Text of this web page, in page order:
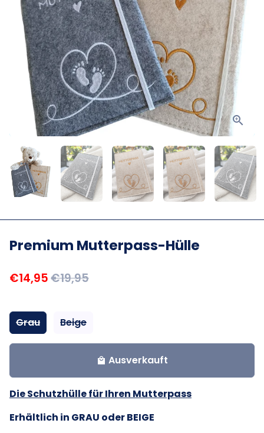
Premium Mutterpass-Hülle
€14,95€19,95
Grau Beige
local_mall Ausverkauft
Die Schutzhülle für Ihren Mutterpass
Erhältlich in GRAU oder BEIGE